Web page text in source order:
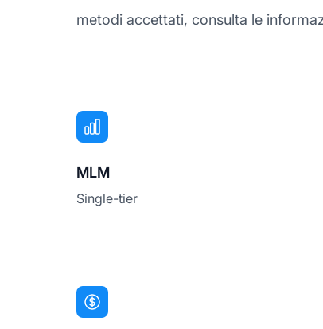
metodi accettati, consulta le
MLM
Single-tier